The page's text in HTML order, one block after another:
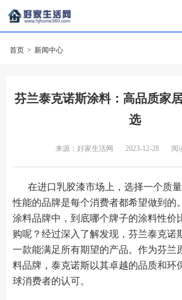
首页 > 新闻中心
芬兰泰克诺斯涂料：高品质家
选
来源：好家生活网 2023-12-28 阅
在进口乳胶漆市场上，选择一个质
性能的品牌是每个消费者都希望做到的
涂料品牌中，到底哪个牌子的涂料性价
购呢？经过深入了解发现，芬兰泰克诺
一款能满足所有期望的产品。作为芬兰
料品牌，泰克诺斯以其卓越的品质和环
球消费者的认可。